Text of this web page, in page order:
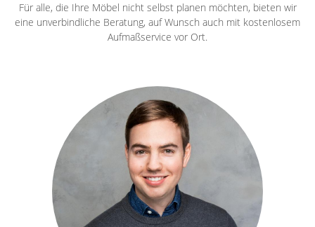
Für alle, die Ihre Möbel nicht selbst planen möchten, bieten wir
eine unverbindliche Beratung, auf Wunsch auch mit kostenlosem
Aufmaßservice vor Ort.